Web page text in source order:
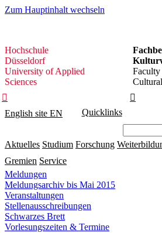
Zum Hauptinhalt wechseln
Hochschule
Düsseldorf
Hochschule
Düsseldorf
University of Applied
Sciences
Faculty


English site EN Quicklinks
Aktuelles Studium Forschung
Gremien Service
Meldungen
Meldungsarchiv bis Mai 2015
Veranstaltungen
Stellenausschreibungen
Schwarzes Brett
Vorlesungszeiten & Termine